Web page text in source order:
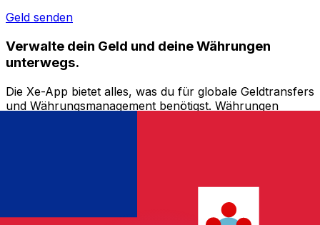
Geld senden
Verwalte dein Geld und deine Währungen
unterwegs.
Die Xe-App bietet alles, was du für globale Geldtransfers
und Währungsmanagement benötigst. Währungen